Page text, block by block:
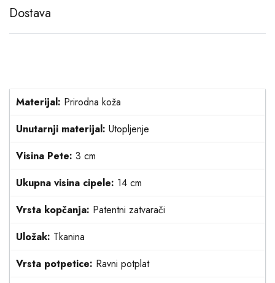
Dostava
Materijal: Prirodna koža
Unutarnji materijal: Utopljenje
Visina Pete: 3 cm
Ukupna visina cipele: 14 cm
Vrsta kopčanja: Patentni zatvarači
Uložak: Tkanina
Vrsta potpetice: Ravni potplat